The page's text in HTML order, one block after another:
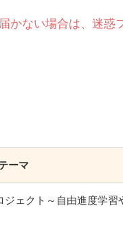
かない場合は、迷惑
ーマ
ジェクト～自由進度学習